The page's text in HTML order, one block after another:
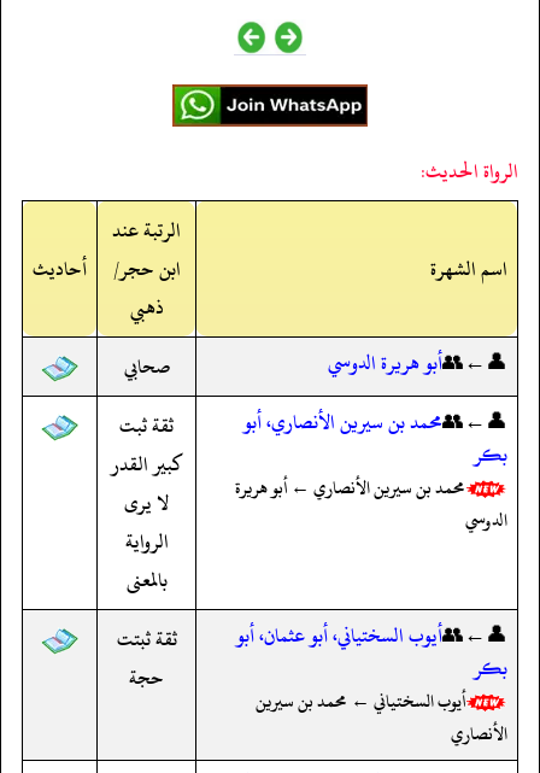
الرواة الحديث:
اسم الشهرة
الرتبة عند
ابن حجر/
ذهبي
أحاديث
👤←👥أبو هريرة الدوسي
صحابي
👤←👥محمد بن سيرين الأنصاري، أبو
بكر
محمد بن سيرين الأنصاري ← أبو هريرة
الدوسي
ثقة ثبت
كبير القدر
لا يرى
الرواية
بالمعنى
👤←👥أيوب السختياني، أبو عثمان، أبو
بكر
أيوب السختياني ← محمد بن سيرين
الأنصاري
ثقة ثبتت
حجة